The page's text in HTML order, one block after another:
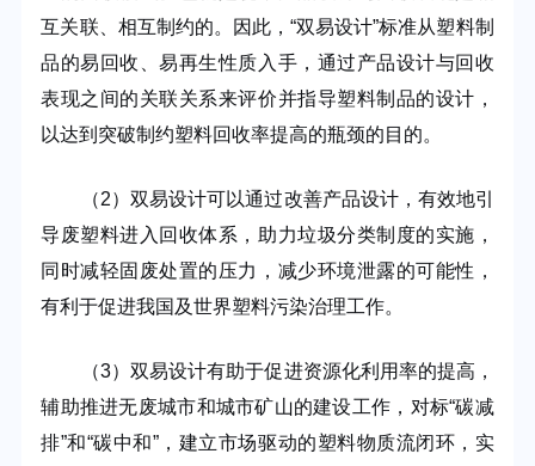
互关联、相互制约的。因此，“双易设计”标准从塑料制
品的易回收、易再生性质入手，通过产品设计与回收
表现之间的关联关系来评价并指导塑料制品的设计，
以达到突破制约塑料回收率提高的瓶颈的目的。
（2）双易设计可以通过改善产品设计，有效地引
导废塑料进入回收体系，助力垃圾分类制度的实施，
同时减轻固废处置的压力，减少环境泄露的可能性，
有利于促进我国及世界塑料污染治理工作。
（3）双易设计有助于促进资源化利用率的提高，
辅助推进无废城市和城市矿山的建设工作，对标“碳减
排”和“碳中和”，建立市场驱动的塑料物质流闭环，实